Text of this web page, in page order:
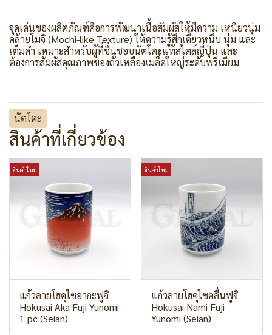
จุดเด่นของผลิตภัณฑ์คือการพัฒนาเนื้อสัมผัสให้มีความ เหนียวนุ่ม
คล้ายโมจิ (Mochi-like Texture) ให้ความรู้สึกเคี้ยวหนึบ นุ่ม และ
เต็มคำ เหมาะสำหรับผู้ที่ชื่นชอบนัตโตะแท้สไตล์ญี่ปุ่น และ
ต้องการสัมผัสคุณภาพของถั่วเหลืองเมล็ดใหญ่ระดับพรีเมียม
นัตโตะ
สินค้าที่เกี่ยวข้อง
สินค้าใหม่
แก้วลายโฮคุไซอากะฟูจิ
Hokusai Aka Fuji Yunomi
1 pc (Seian)
สินค้าใหม่
แก้วลายโฮคุไซคลื่นฟูจิ
Hokusai Nami Fuji
Yunomi (Seian)